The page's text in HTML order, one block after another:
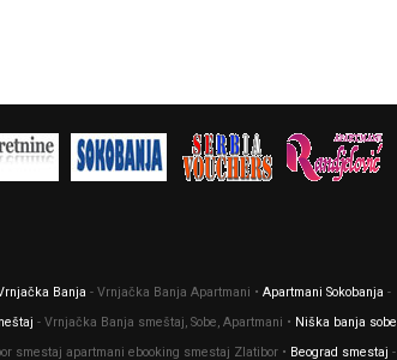
Banja - Vrnjačka Banja Apartmani • Apartmani Sokobanja -
- Vrnjačka Banja smeštaj, Sobe, Apartmani • Niška banja sobe
smestaj apartmani ebooking smestaj Zlatibor • Beograd smestaj -